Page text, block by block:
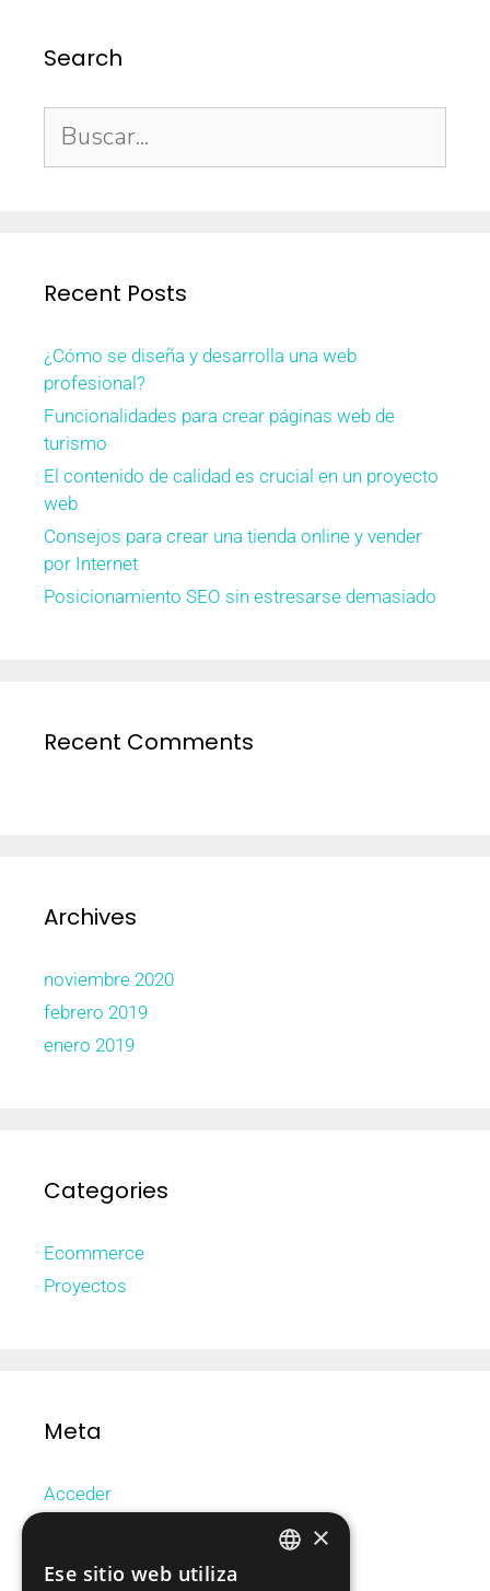
Search
Recent Posts
¿Cómo se diseña y desarrolla una web
profesional?
Funcionalidades para crear páginas web de
turismo
El contenido de calidad es crucial en un proyecto
web
Consejos para crear una tienda online y vender
por Internet
Posicionamiento SEO sin estresarse demasiado
Recent Comments
Archives
noviembre 2020
febrero 2019
enero 2019
Categories
Ecommerce
Proyectos
Meta
Acceder
×
Ese sitio web utiliza